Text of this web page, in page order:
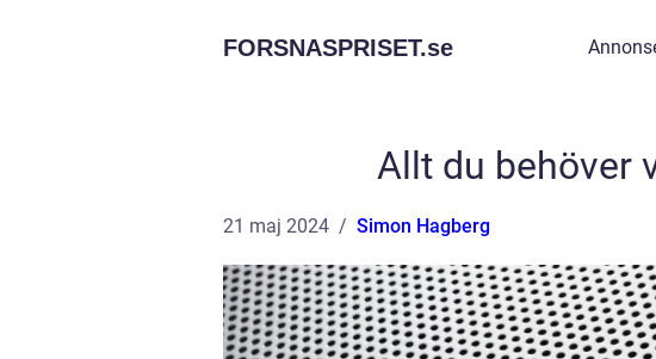
FORSNASPRISET.se
Allt du behöver
21 maj 2024 Simon Hagberg